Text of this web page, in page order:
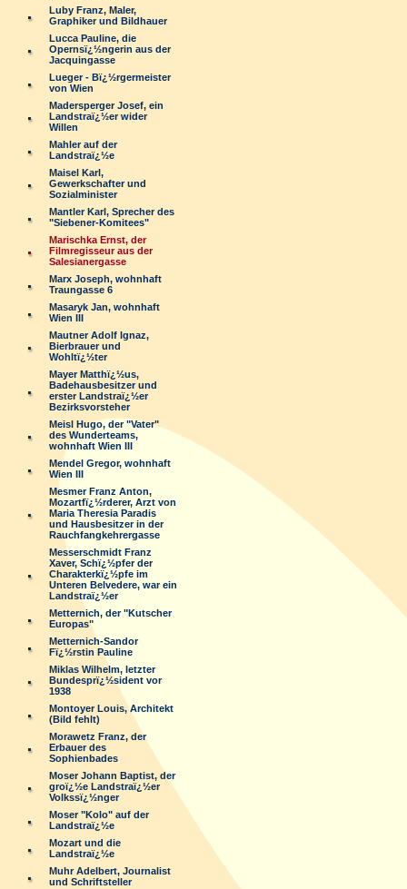
Luby Franz, Maler,
Graphiker und Bildhauer
Lucca Pauline, die
Opernsï¿½ngerin aus der
Jacquingasse
Lueger - Bï¿½rgermeister
von Wien
Madersperger Josef, ein
Landstraï¿½er wider
Willen
Mahler auf der
Landstraï¿½e
Maisel Karl,
Gewerkschafter und
Sozialminister
Mantler Karl, Sprecher des
"Siebener-Komitees"
Marischka Ernst, der
Filmregisseur aus der
Salesianergasse
Marx Joseph, wohnhaft
Traungasse 6
Masaryk Jan, wohnhaft
Wien III
Mautner Adolf Ignaz,
Bierbrauer und
Wohltï¿½ter
Mayer Matthï¿½us,
Badehausbesitzer und
erster Landstraï¿½er
Bezirksvorsteher
Meisl Hugo, der "Vater"
des Wunderteams,
wohnhaft Wien III
Mendel Gregor, wohnhaft
Wien III
Mesmer Franz Anton,
Mozartfï¿½rderer, Arzt von
Maria Theresia Paradis
und Hausbesitzer in der
Rauchfangkehrergasse
Messerschmidt Franz
Xaver, Schï¿½pfer der
Charakterkï¿½pfe im
Unteren Belvedere, war ein
Landstraï¿½er
Metternich, der "Kutscher
Europas"
Metternich-Sandor
Fï¿½rstin Pauline
Miklas Wilhelm, letzter
Bundesprï¿½sident vor
1938
Montoyer Louis, Architekt
(Bild fehlt)
Morawetz Franz, der
Erbauer des
Sophienbades
Moser Johann Baptist, der
groï¿½e Landstraï¿½er
Volkssï¿½nger
Moser "Kolo" auf der
Landstraï¿½e
Mozart und die
Landstraï¿½e
Muhr Adelbert, Journalist
und Schriftsteller